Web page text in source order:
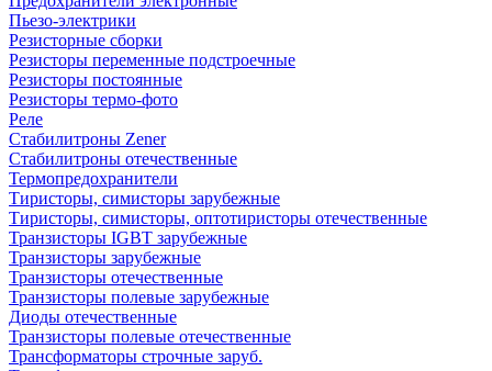
Пьезо-электрики
Резисторные сборки
Резисторы переменные подстроечные
Резисторы постоянные
Резисторы термо-фото
Реле
Стабилитроны Zener
Стабилитроны отечественные
Термопредохранители
Тиристоры, симисторы зарубежные
Тиристоры, симисторы, оптотиристоры отечественные
Транзисторы IGBT зарубежные
Транзисторы зарубежные
Транзисторы отечественные
Транзисторы полевые зарубежные
Диоды отечественные
Транзисторы полевые отечественные
Трансформаторы строчные заруб.